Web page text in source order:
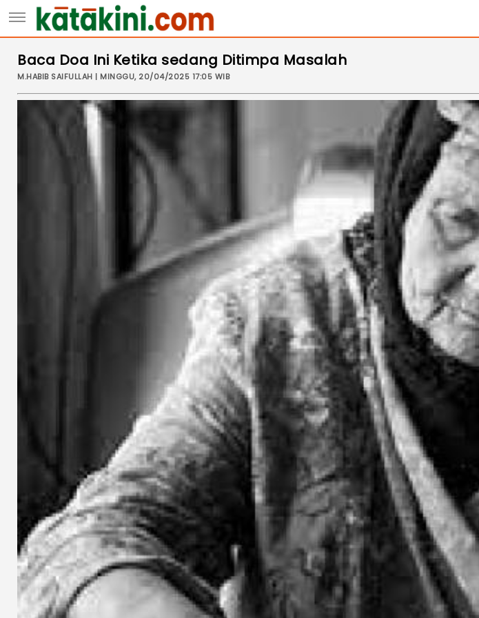
Baca Doa Ini Ketika sedang Ditimpa Masalah
M.HABIB SAIFULLAH | MINGGU, 20/04/2025 17:05 WIB